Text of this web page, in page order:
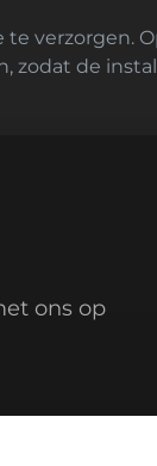
verzorgen.
zodat de
ons op